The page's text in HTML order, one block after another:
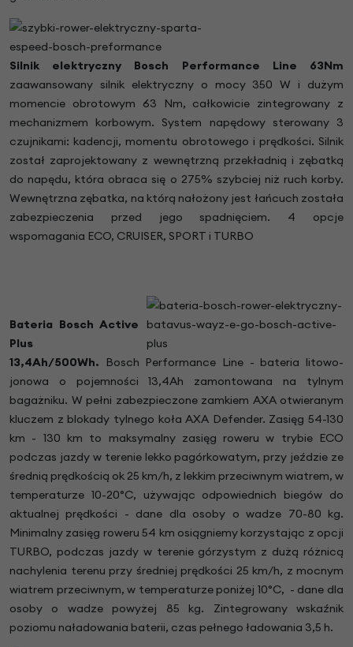
Silnik elektryczny Bosch Performance Line 63Nm
zaawansowany silnik elektryczny o mocy 350 W i dużym
momencie obrotowym 63 Nm, całkowicie zintegrowany z
mechanizmem korbowym. System napędowy sterowany 3
czujnikami: kadencji, momentu obrotowego i prędkości. Silnik
został zaprojektowany z wewnętrzną przekładnią i zębatką
do napędu, która obraca się o 275% szybciej niż ruch korby.
Wewnętrzna zębatka, na którą nałożony jest łańcuch została
zabezpieczenia przed jego spadnięciem. 4 opcje
wspomagania ECO, CRUISER, SPORT i TURBO
Bateria Bosch Active
Plus
13,4Ah/500Wh. Bosch Performance Line - bateria litowo-
jonowa o pojemności 13,4Ah zamontowana na tylnym
bagażniku. W pełni zabezpieczone zamkiem AXA otwieranym
kluczem z blokady tylnego koła AXA Defender. Zasięg 54-130
km - 130 km to maksymalny zasięg roweru w trybie ECO
podczas jazdy w terenie lekko pagórkowatym, przy jeździe ze
średnią prędkością ok 25 km/h, z lekkim przeciwnym wiatrem, w
temperaturze 10-20°C, używając odpowiednich biegów do
aktualnej prędkości - dane dla osoby o wadze 70-80 kg.
Minimalny zasięg roweru 54 km osiągniemy korzystając z opcji
TURBO, podczas jazdy w terenie górzystym z dużą różnicą
nachylenia terenu przy średniej prędkości 25 km/h, z mocnym
wiatrem przeciwnym, w temperaturze poniżej 10°C, - dane dla
osoby o wadze powyżej 85 kg. Zintegrowany wskaźnik
poziomu naładowania baterii, czas pełnego ładowania 3,5 h.